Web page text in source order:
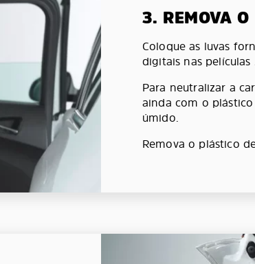
3. REMOVA O
Coloque as luvas
digitais nas películas
Para neutralizar a
ainda com o
úmido.
Remova o plástico